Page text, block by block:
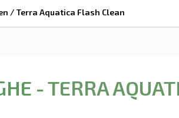
/ Terra Aquatica Flash Clean
-TERRA